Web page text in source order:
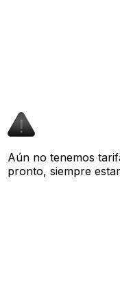
Aún no tenemos
pronto, siempre